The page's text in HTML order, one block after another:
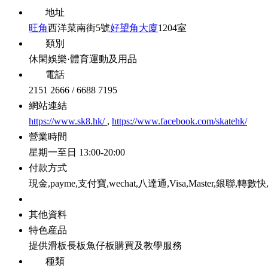
地址
旺角西洋菜南街5號好望角大廈1204室
類別
休閑娛樂·體育運動及用品
電話
2151 2666 / 6688 7195
網站連結
https://www.sk8.hk/ , https://www.facebook.com/skatehk/
營業時間
星期一至日 13:00-20:00
付款方式
現金,payme,支付寶,wechat,八達通,Visa,Master,銀聯,轉數
其他資料
特色産品
提供滑板長板魚仔板購買及教學服務
種類